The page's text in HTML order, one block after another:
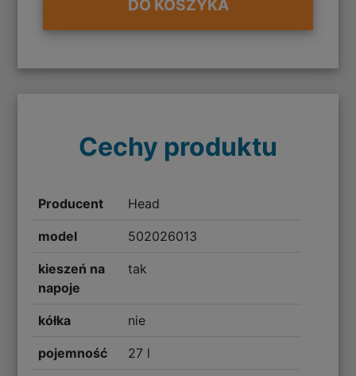
DO KOSZYKA
Cechy produktu
Producent Head
model 502026013
kieszeń na
napoje
tak
kółka nie
pojemność 27 l